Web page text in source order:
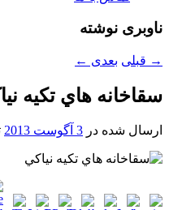
ناوبری نوشته
→ قبلی بعدی ←
سقاخانه هاي تکيه
ارسال شده در 3 آگوست 2013